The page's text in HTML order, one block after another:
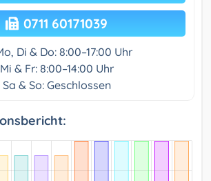
0711 60171039
Di & Do: 8:00–17:00 Uhr
Mi & Fr: 8:00–14:00 Uhr
Sa & So: Geschlossen